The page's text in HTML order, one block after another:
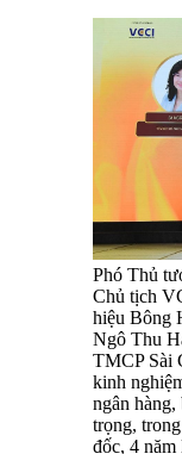
Phó Thủ
Chủ tịch
hiệu Bông
Ngô Thu
TMCP Sài
kinh
ngân hàng,
trọng,
đốc, 4 năm